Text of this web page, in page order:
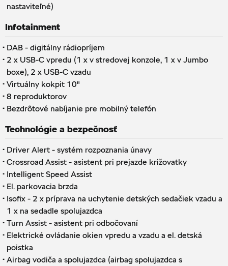
nastaviteľné)
Infotainment
· DAB - digitálny rádiopríjem
· 2 x USB-C vpredu (1 x v stredovej konzole, 1 x v Jumbo
boxe), 2 x USB-C vzadu
· Virtuálny kokpit 10"
· 8 reproduktorov
· Bezdrôtové nabíjanie pre mobilný telefón
Technológie a bezpečnosť
· Driver Alert - systém rozpoznania únavy
· Crossroad Assist - asistent pri prejazde križovatky
· Intelligent Speed ​​​​Assist
· El. parkovacia brzda
· Isofix - 2 x príprava na uchytenie detských sedačiek vzadu a
1 x na sedadle spolujazdca
· Turn Assist - asistent pri odbočovaní
· Elektrické ovládanie okien vpredu a vzadu a el. detská
poistka
· Airbag vodiča a spolujazdca (airbag spolujazdca s